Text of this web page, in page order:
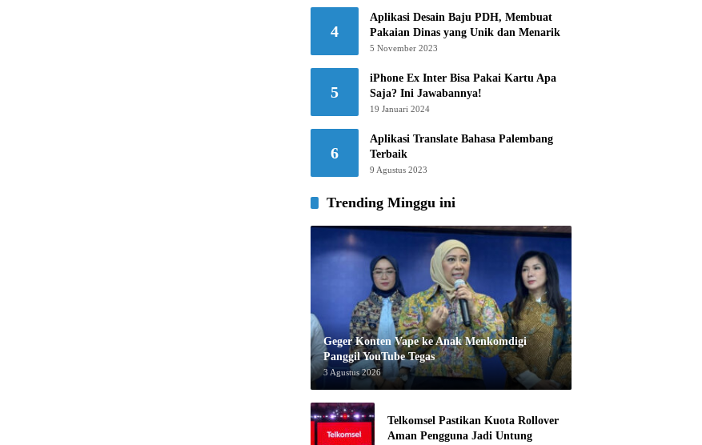
4
Aplikasi Desain Baju PDH, Membuat
Pakaian Dinas yang Unik dan Menarik
5 November 2023
5
iPhone Ex Inter Bisa Pakai Kartu Apa
Saja? Ini Jawabannya!
19 Januari 2024
6
Aplikasi Translate Bahasa Palembang
Terbaik
9 Agustus 2023
Trending Minggu ini
Geger Konten Vape ke Anak Menkomdigi
Panggil YouTube Tegas
3 Agustus 2026
Telkomsel Pastikan Kuota Rollover
Aman Pengguna Jadi Untung